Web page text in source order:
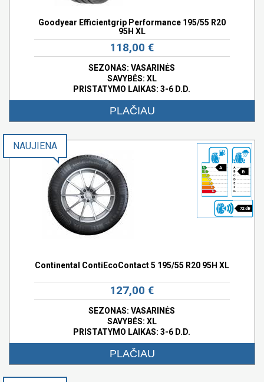
Goodyear Efficientgrip Performance 195/55 R20
95H XL
118,00 €
SEZONAS: VASARINĖS
SAVYBĖS: XL
PRISTATYMO LAIKAS: 3-6 D.D.
PLAČIAU
A
B
72 dB
NAUJIENA
Continental ContiEcoContact 5 195/55 R20 95H XL
127,00 €
SEZONAS: VASARINĖS
SAVYBĖS: XL
PRISTATYMO LAIKAS: 3-6 D.D.
PLAČIAU